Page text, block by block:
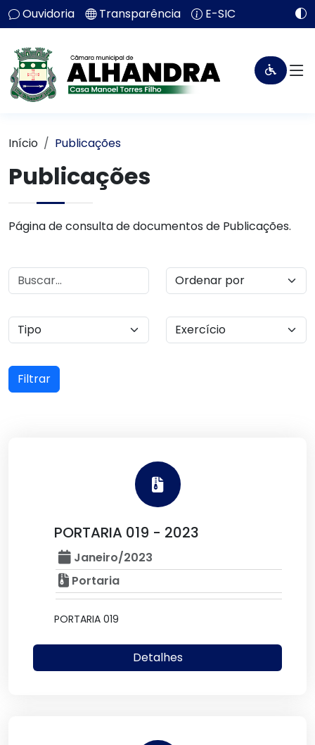
Ouvidoria Transparência E-SIC
Início Publicações
Publicações
Página de consulta de documentos de Publicações.
Filtrar
PORTARIA 019 - 2023
Janeiro/2023
Portaria
PORTARIA 019
Detalhes